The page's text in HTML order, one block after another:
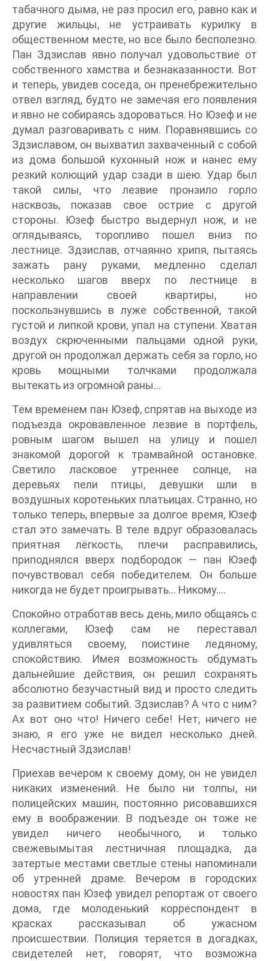
табачного дыма, не раз просил его, равно как и
другие жильцы, не устраивать курилку в
общественном месте, но все было бесполезно.
Пан Здзислав явно получал удовольствие от
собственного хамства и безнаказанности. Вот
и теперь, увидев соседа, он пренебрежительно
отвел взгляд, будто не замечая его появления
и явно не собираясь здороваться. Но Юзеф и не
думал разговаривать с ним. Поравнявшись со
Здзиславом, он выхватил захваченный с собой
из дома большой кухонный нож и нанес ему
резкий колющий удар сзади в шею. Удар был
такой силы, что лезвие пронзило горло
насквозь, показав свое острие с другой
стороны. Юзеф быстро выдернул нож, и не
оглядываясь, торопливо пошел вниз по
лестнице. Здзислав, отчаянно хрипя, пытаясь
зажать рану руками, медленно сделал
несколько шагов вверх по лестнице в
направлении своей квартиры, но
поскользнувшись в луже собственной, такой
густой и липкой крови, упал на ступени. Хватая
воздух скрюченными пальцами одной руки,
другой он продолжал держать себя за горло, но
кровь мощными толчками продолжала
вытекать из огромной раны...
Тем временем пан Юзеф, спрятав на выходе из
подъезда окровавленное лезвие в портфель,
ровным шагом вышел на улицу и пошел
знакомой дорогой к трамвайной остановке.
Светило ласковое утреннее солнце, на
деревьях пели птицы, девушки шли в
воздушных коротеньких платьицах. Странно, но
только теперь, впервые за долгое время, Юзеф
стал это замечать. В теле вдруг образовалась
приятная лёгкость, плечи расправились,
приподнялся вверх подбородок — пан Юзеф
почувствовал себя победителем. Он больше
никогда не будет проигрывать... Никому....
Спокойно отработав весь день, мило общаясь с
коллегами, Юзеф сам не переставал
удивляться своему, поистине ледяному,
спокойствию. Имея возможность обдумать
дальнейшие действия, он решил сохранять
абсолютно безучастный вид и просто следить
за развитием событий. Здзислав? А что с ним?
Ах вот оно что! Ничего себе! Нет, ничего не
знаю, я его уже не видел несколько дней.
Несчастный Здзислав!
Приехав вечером к своему дому, он не увидел
никаких изменений. Не было ни толпы, ни
полицейских машин, постоянно рисовавшихся
ему в воображении. В подъезде он тоже не
увидел ничего необычного, и только
свежевымытая лестничная площадка, да
затертые местами светлые стены напоминали
об утренней драме. Вечером в городских
новостях пан Юзеф увидел репортаж от своего
дома, где молоденький корреспондент в
красках рассказывал об ужасном
происшествии. Полиция теряется в догадках,
свидетелей нет, говорят, что возможна